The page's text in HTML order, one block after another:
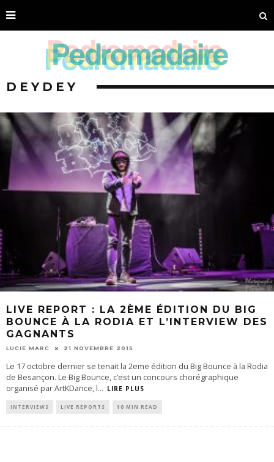
DEYDEY
LIVE REPORT : LA 2ÈME ÉDITION DU BIG
BOUNCE À LA RODIA ET L’INTERVIEW DES
GAGNANTS
LUCIE MARC 21 NOVEMBRE 2015
Le 17 octobre dernier se tenait la 2eme édition du Big Bounce à la Rodia
de Besançon. Le Big Bounce, c’est un concours chorégraphique
organisé par ArtKDance, l... LIRE PLUS
INTERVIEWS LIVE REPORTS 10 MIN READ